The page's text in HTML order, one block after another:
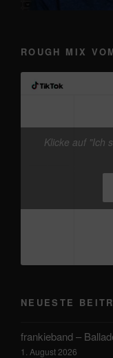
ROUGH MIX
@frankieband
Klicke auf "Ich
NEUESTE
frankieband –
1. August 2026